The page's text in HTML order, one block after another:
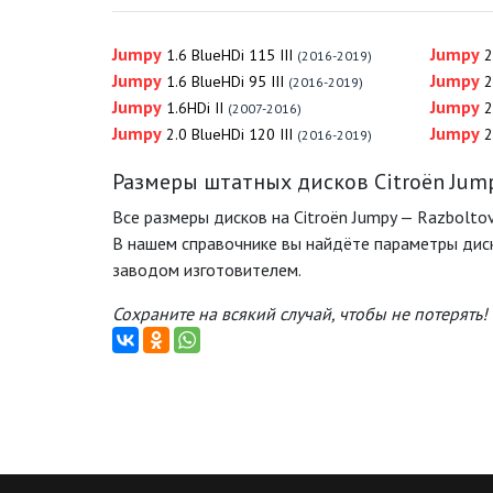
Jumpy 1.6 BlueHDi 115 III (2016-2019)
Jumpy 1.6 BlueHDi 95 III (2016-2019)
Jumpy 1.6HDi II (2007-2016)
Jumpy 2.0 BlueHDi 120 III (2016-2019)
Jumpy
Jumpy
Jumpy
Jumpy
Размеры штатных дисков Citroën
Все размеры дисков на Citroën Jumpy —
В нашем справочнике вы найдёте параметры
заводом изготовителем.
Сохраните на всякий случай, чтобы не потерять!